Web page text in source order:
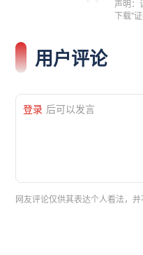
声明：
下载"
用户评论
登录 后可以发言
网友评论仅供其表达个人看法，